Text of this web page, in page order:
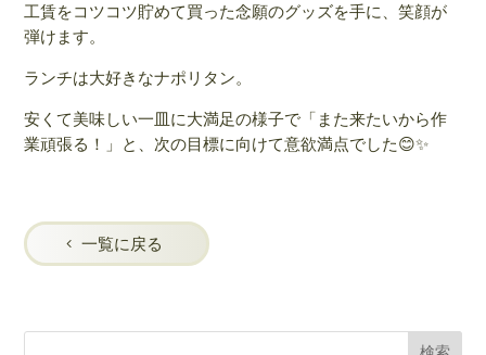
工賃をコツコツ貯めて買った念願のグッズを手に、笑顔が
弾けます。
ランチは大好きなナポリタン。
安くて美味しい一皿に大満足の様子で「また来たいから作
業頑張る！」と、次の目標に向けて意欲満点でした😊✨
一覧に戻る